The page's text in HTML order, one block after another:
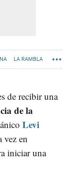
LA RAMBLA
de recibir una
de la
Levi
en
iniciar una